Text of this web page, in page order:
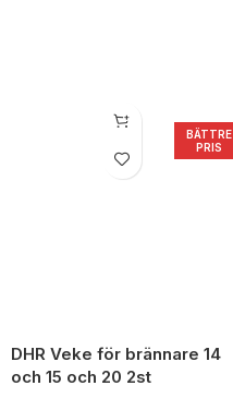
BÄTTRE
PRIS
DHR Veke för brännare 14
och 15 och 20 2st